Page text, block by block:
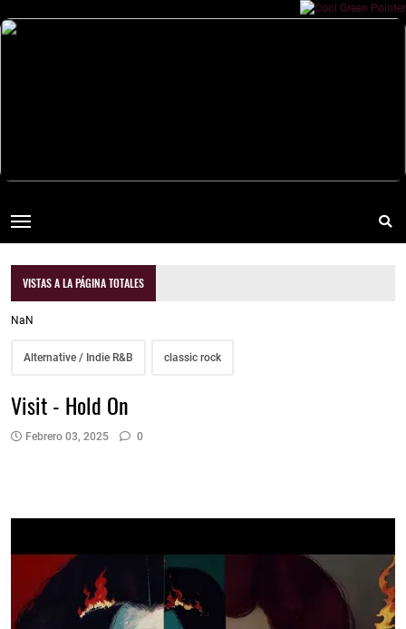
VISTAS A LA PÁGINA TOTALES
NaN
Alternative / Indie R&B classic rock
Visit - Hold On
Febrero 03, 2025 0